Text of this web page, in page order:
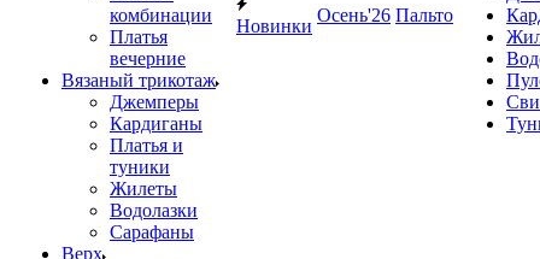
комбинации
Платья
вечерние
Вязаный трикотаж
Джемперы
Кардиганы
Платья и
туники
Жилеты
Водолазки
Сарафаны
Верх
Новинки
Осень'26 Пальто